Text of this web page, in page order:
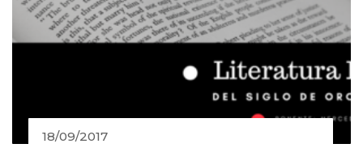
18/09/2017